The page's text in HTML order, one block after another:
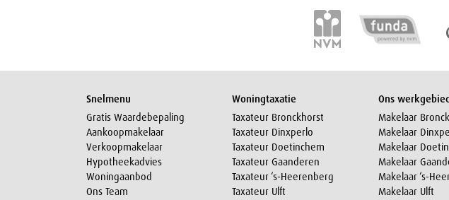
Snelmenu
Gratis Waardebepaling
Aankoopmakelaar
Verkoopmakelaar
Hypotheekadvies
Woningaanbod
Ons Team
Woningtaxatie
Taxateur Bronckhorst
Taxateur Dinxperlo
Taxateur Doetinchem
Taxateur Gaanderen
Taxateur ‘s-Heerenberg
Taxateur Ulft
Ons
Makelaar
Makelaar
Makelaar
Makelaar
Makelaar ‘s-
Makelaar Ulft